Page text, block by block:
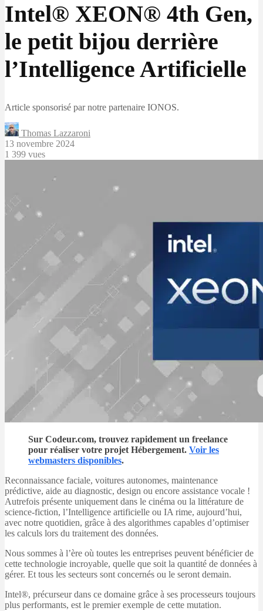
Intel® XEON® 4th Gen,
le petit bijou derrière
l’Intelligence Artificielle
Article sponsorisé par notre partenaire IONOS.
Thomas Lazzaroni
13 novembre 2024
1 399 vues
Sur Codeur.com, trouvez rapidement un freelance
pour réaliser votre projet Hébergement. Voir les
webmasters disponibles.
Reconnaissance faciale, voitures autonomes, maintenance
prédictive, aide au diagnostic, design ou encore assistance vocale !
Autrefois présente uniquement dans le cinéma ou la littérature de
science-fiction, l’Intelligence artificielle ou IA rime, aujourd’hui,
avec notre quotidien, grâce à des algorithmes capables d’optimiser
les calculs lors du traitement des données.
Nous sommes à l’ère où toutes les entreprises peuvent bénéficier de
cette technologie incroyable, quelle que soit la quantité de données à
gérer. Et tous les secteurs sont concernés ou le seront demain.
Intel®, précurseur dans ce domaine grâce à ses processeurs toujours
plus performants, est le premier exemple de cette mutation.